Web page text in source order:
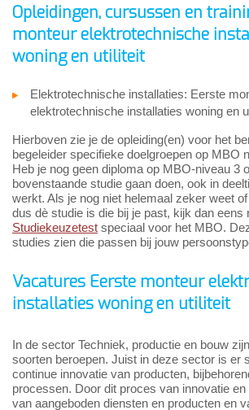
Opleidingen, cursussen en
monteur elektrotechnische
woning en utiliteit
Elektrotechnische installaties: Eerste
elektrotechnische installaties woning en
Hierboven zie je de opleiding(en) voor het
begeleider specifieke doelgroepen op MBO
Heb je nog geen diploma op MBO-niveau 3
bovenstaande studie gaan doen, ook in
werkt. Als je nog niet helemaal zeker weet
dus dè studie is die bij je past, kijk dan eens
Studiekeuzetest speciaal voor het MBO.
studies zien die passen bij jouw
Vacatures Eerste monteur
installaties woning en utiliteit
In de sector Techniek, productie en bouw
soorten beroepen. Juist in deze sector is er
continue innovatie van producten,
processen. Door dit proces van innovatie
van aangeboden diensten en producten en